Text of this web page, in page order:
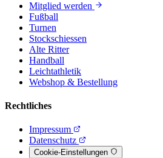
Mitglied werden
Fußball
Turnen
Stockschiessen
Alte Ritter
Handball
Leichtathletik
Webshop & Bestellung
Rechtliches
Impressum
Datenschutz
Cookie-Einstellungen